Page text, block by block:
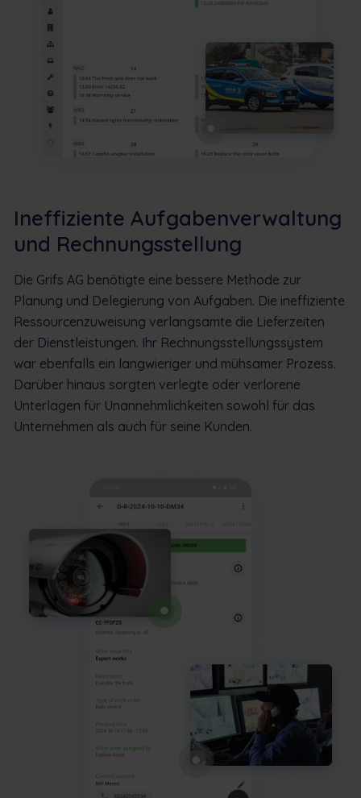
Ineffiziente Aufgabenverwaltung
und Rechnungsstellung
Die Grifs AG benötigte eine bessere Methode zur
Planung und Delegierung von Aufgaben. Die ineffiziente
Ressourcenzuweisung verlangsamte die Lieferzeiten
der Dienstleistungen. Ihr Rechnungsstellungssystem
war ebenfalls ein langwieriger und mühsamer Prozess.
Darüber hinaus sorgten verlegte oder verlorene
Unterlagen für Unannehmlichkeiten sowohl für das
Unternehmen als auch für seine Kunden.